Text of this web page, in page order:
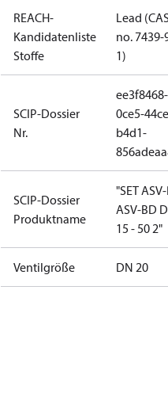
REACH-
Kandidatenliste
Stoffe
Lead
no. 7439-
1)
SCIP-Dossier
Nr.
ee3f8468-
0ce5-
b4d1-
SCIP-Dossier
Produktname
"SET
ASV-BD
15 - 50 2"
Ventilgröße DN 20